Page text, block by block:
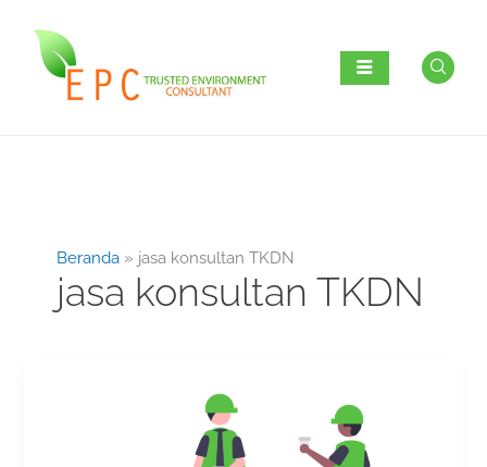
konten
Beranda jasa konsultan TKDN
jasa konsultan TKDN